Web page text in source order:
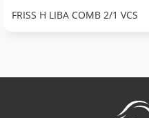
FRISS H LIBA COMB 2/1 VCS